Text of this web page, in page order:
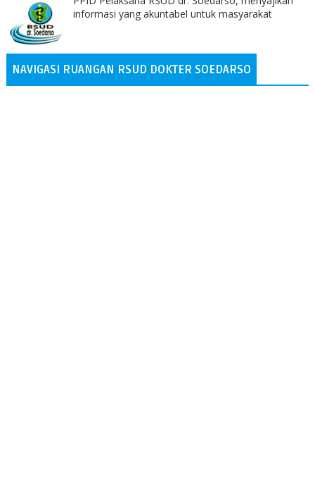
informasi yang akuntabel untuk masyarakat
NAVIGASI RUANGAN RSUD DOKTER SOEDARSO